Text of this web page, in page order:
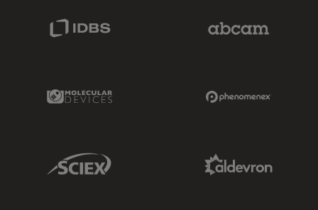
Molecular Devices Link
Sciex Link